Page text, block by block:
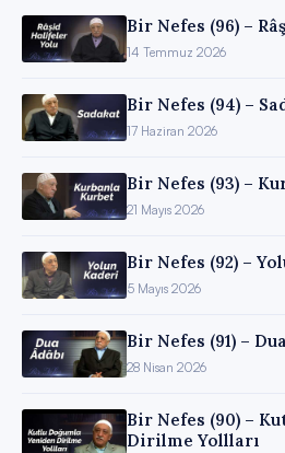
Bir Nefes (96) –
14 Temmuz 2026
Bir Nefes (94) –
17 Haziran 2026
Bir Nefes (93) –
21 Mayıs 2026
Bir Nefes (92) –
5 Mayıs 2026
Bir Nefes (91) –
28 Nisan 2026
Bir Nefes (90) –
Dirilme Yollları